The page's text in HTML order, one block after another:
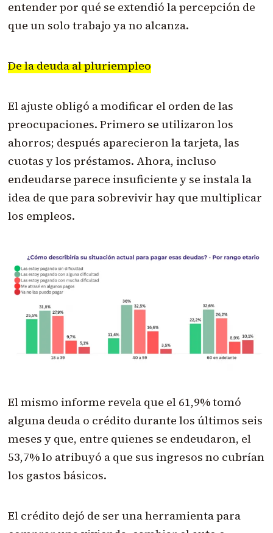
entender por qué se extendió la percepción de
que un solo trabajo ya no alcanza.
De la deuda al pluriempleo
El ajuste obligó a modificar el orden de las
preocupaciones. Primero se utilizaron los
ahorros; después aparecieron la tarjeta, las
cuotas y los préstamos. Ahora, incluso
endeudarse parece insuficiente y se instala la
idea de que para sobrevivir hay que multiplicar
los empleos.
El mismo informe revela que el 61,9% tomó
alguna deuda o crédito durante los últimos seis
meses y que, entre quienes se endeudaron, el
53,7% lo atribuyó a que sus ingresos no cubrían
los gastos básicos.
El crédito dejó de ser una herramienta para